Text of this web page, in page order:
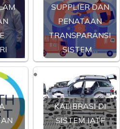
SUPPLIER DAN
PENATAAN
TRANSPARANSI
SISTEM…
KALIBRASI DI
SISTEM IATF